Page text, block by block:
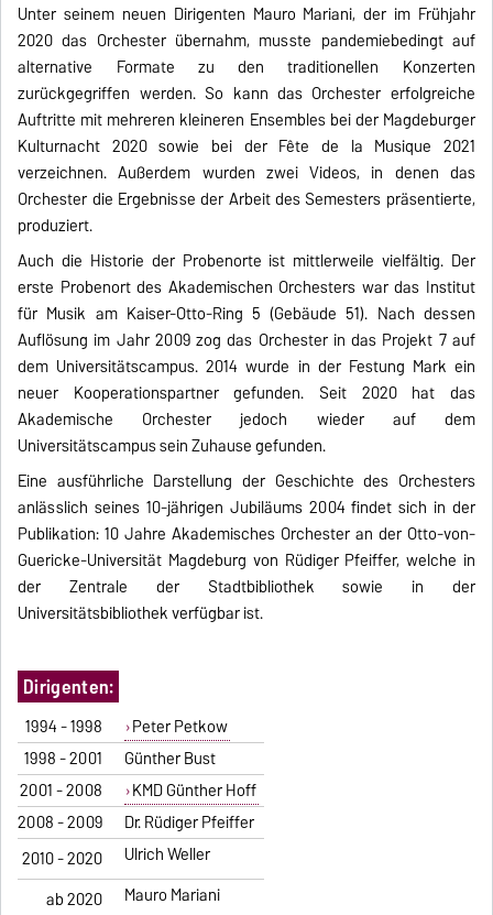
Unter seinem neuen Dirigenten Mauro Mariani, der im Frühjahr
2020 das Orchester übernahm, musste pandemiebedingt auf
alternative Formate zu den traditionellen Konzerten
zurückgegriffen werden. So kann das Orchester erfolgreiche
Auftritte mit mehreren kleineren Ensembles bei der Magdeburger
Kulturnacht 2020 sowie bei der Fête de la Musique 2021
verzeichnen. Außerdem wurden zwei Videos, in denen das
Orchester die Ergebnisse der Arbeit des Semesters präsentierte,
produziert.
Auch die Historie der Probenorte ist mittlerweile vielfältig. Der
erste Probenort des Akademischen Orchesters war das Institut
für Musik am Kaiser-Otto-Ring 5 (Gebäude 51). Nach dessen
Auflösung im Jahr 2009 zog das Orchester in das Projekt 7 auf
dem Universitätscampus. 2014 wurde in der Festung Mark ein
neuer Kooperationspartner gefunden. Seit 2020 hat das
Akademische Orchester jedoch wieder auf dem
Universitätscampus sein Zuhause gefunden.
Eine ausführliche Darstellung der Geschichte des Orchesters
anlässlich seines 10-jährigen Jubiläums 2004 findet sich in der
Publikation:10 Jahre Akademisches Orchester an der Otto-von-
Guericke-Universität Magdeburg von Rüdiger Pfeiffer, welche in
der Zentrale der Stadtbibliothek sowie in der
Universitätsbibliothek verfügbar ist.
Dirigenten:
1994 - 1998
Peter Petkow
1998 - 2001
Günther Bust
2001 - 2008
KMD Günther Hoff
2008 - 2009
Dr. Rüdiger Pfeiffer
2010 - 2020
Ulrich Weller
ab 2020
Mauro Mariani